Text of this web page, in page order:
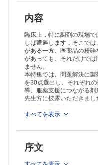
・生菌製剤って抗菌薬と
ほか）
【散剤】
・混合した散剤の期限は
・分包機の使用後，特に
【水剤】
・シロップ剤どうしの混合
・水剤の長期処方では，
直面する疑問から学ぶ「
【貼付剤】
・貼付剤は切断してもよい
・成人と高齢者ではツロブ
・同一成分でも剤形によ
学）
・貼付剤を長時間貼ると放
内容
臨床上，特に調剤の現場
しば遭遇します．そこで
がある一方、医薬品の粉
があっても、それだけで
ません。
本特集では、問題解決に
を30点選出し、それぞれ
導、服薬支援につながる
先生方に披露いただきま
だける一冊です。
≫ 「薬局」最新号・バッ
※本製品はPCでの閲覧も可
「購入済ライセンス一覧」
すべてを表示
序文